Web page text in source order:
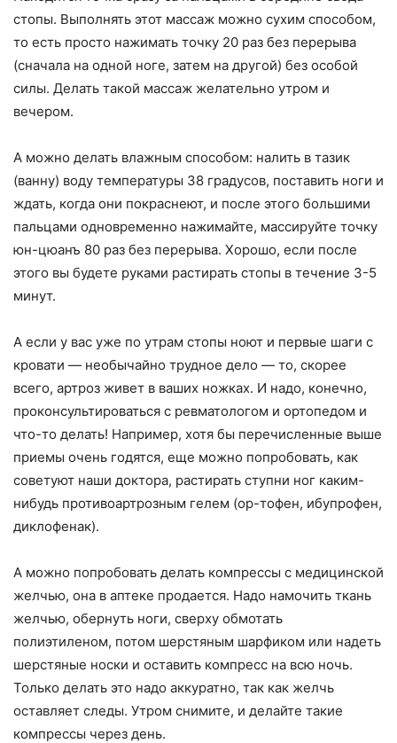
стопы. Выполнять этот массаж можно сухим способом,
то есть просто нажимать точку 20 раз без перерыва
(сначала на одной ноге, затем на другой) без особой
силы. Делать такой массаж желательно утром и
вечером.
А можно делать влажным способом: налить в тазик
(ванну) воду температуры 38 градусов, поставить ноги и
ждать, когда они покраснеют, и после этого большими
пальцами одновременно нажимайте, массируйте точку
юн-цюанъ 80 раз без перерыва. Хорошо, если после
этого вы будете руками растирать стопы в течение 3-5
минут.
А если у вас уже по утрам стопы ноют и первые шаги с
кровати — необычайно трудное дело — то, скорее
всего, артроз живет в ваших ножках. И надо, конечно,
проконсультироваться с ревматологом и ортопедом и
что-то делать! Например, хотя бы перечисленные выше
приемы очень годятся, еще можно попробовать, как
советуют наши доктора, растирать ступни ног каким-
нибудь противоартрозным гелем (ор-тофен, ибупрофен,
диклофенак).
А можно попробовать делать компрессы с медицинской
желчью, она в аптеке продается. Надо намочить ткань
желчью, обернуть ноги, сверху обмотать
полиэтиленом, потом шерстяным шарфиком или надеть
шерстяные носки и оставить компресс на всю ночь.
Только делать это надо аккуратно, так как желчь
оставляет следы. Утром снимите, и делайте такие
компрессы через день.